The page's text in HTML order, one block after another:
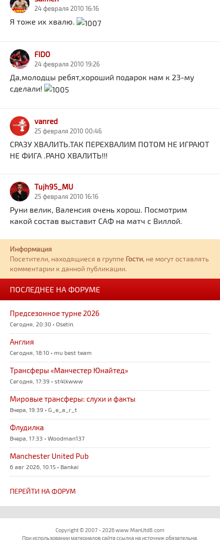
24 февраля 2010 16:16
Я тоже их хвалю.
FIDO
24 февраля 2010 19:26
Да,молодцы ребят,хороший подарок нам к 23-му
сделали!
vanred
25 февраля 2010 00:46
СРАЗУ ХВАЛИТЬ.ТАК ПЕРЕХВАЛИМ ПОТОМ НЕ ИГРАЮТ
НЕ ФИГА .РАНО ХВАЛИТЬ!!!
Tujh95_MU
25 февраля 2010 16:16
Руни велик, Валенсия очень хорош. Посмотрим
какой состав выставит САФ на матч с Виллой.
Информация
Посетители, находящиеся в группе Гости, не могут оставлять
комментарии к данной публикации.
ПОСЛЕДНЕЕ НА ФОРУМЕ
Предсезонное турне 2026
Сегодня, 20:30 • Osetin.
Англия
Сегодня, 18:10 • mu best team
Трансферы «Манчестер Юнайтед»
Сегодня, 17:39 • st4lkwww
Мировые трансферы: слухи и факты
Вчера, 19:39 • G_e_a_r_t
Флудилка
Вчера, 17:33 • Woodman137
Manchester United Pub
6 авг 2026, 10:15 • Bankai
ПЕРЕЙТИ НА ФОРУМ
Copyright © 2007 - 2026 www.ManUtd8.com
При использовании материалов сайта ссылка на источник обязательна.